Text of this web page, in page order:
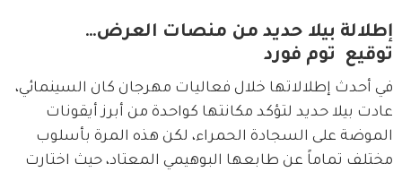
إطلالة بيلا حديد من منصات العرض…
توقيع توم فورد
في أحدث إطلالاتها خلال فعاليات مهرجان كان السينمائي،
عادت بيلا حديد لتؤكد مكانتها كواحدة من أبرز أيقونات
الموضة على السجادة الحمراء، لكن هذه المرة بأسلوب
مختلف تماماً عن طابعها البوهيمي المعتاد، حيث اختارت